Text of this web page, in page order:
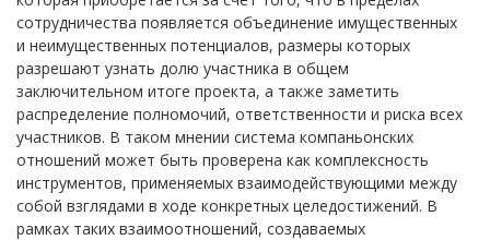
сотрудничества появляется объединение имущественных
и неимущественных потенциалов, размеры которых
разрешают узнать долю участника в общем
заключительном итоге проекта, а также заметить
распределение полномочий, ответственности и риска всех
участников. В таком мнении система компаньонских
отношений может быть проверена как комплексность
инструментов, применяемых взаимодействующими между
собой взглядами в ходе конкретных целедостижений. В
рамках таких взаимоотношений, создаваемых